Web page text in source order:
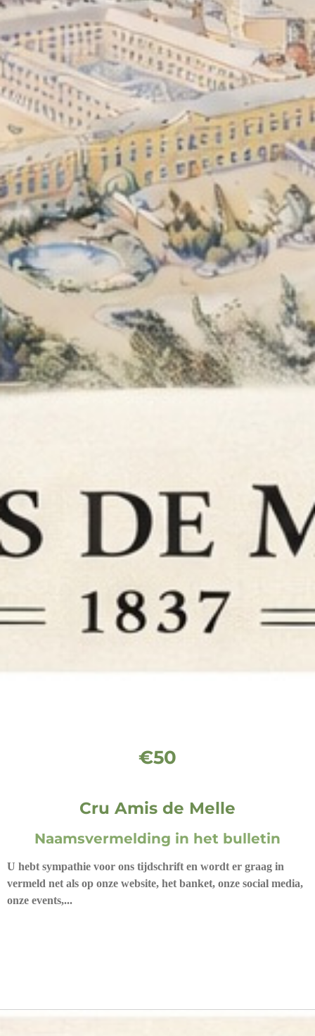
€50
Cru Amis de Melle
Naamsvermelding in het bulletin
U hebt sympathie voor ons tijdschrift en wordt er graag in
vermeld net als op onze website, het banket, onze social media,
onze events,...